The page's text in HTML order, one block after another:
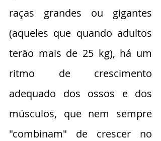
raças grandes ou gigantes
(aqueles que quando adultos
terão mais de 25 kg), há um
ritmo de crescimento
adequado dos ossos e dos
músculos, que nem sempre
"combinam" de crescer no